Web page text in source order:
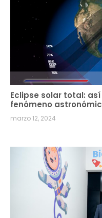
Eclipse solar total:
fenómeno
marzo 12, 2024